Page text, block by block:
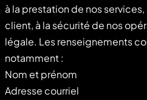
à la prestation de nos
client, à la sécurité de nos
légale. Les renseignements
notamment :
Nom et prénom
Adresse courriel